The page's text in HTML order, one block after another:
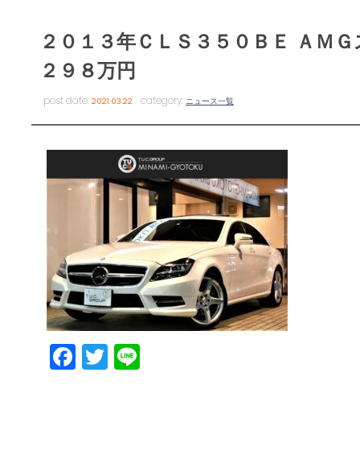
２０１３年ＣＬＳ３５０ＢＥ Ａ
２９８万円
post date:2021.03.22 category: ニュース一覧
Facebook
Twitter